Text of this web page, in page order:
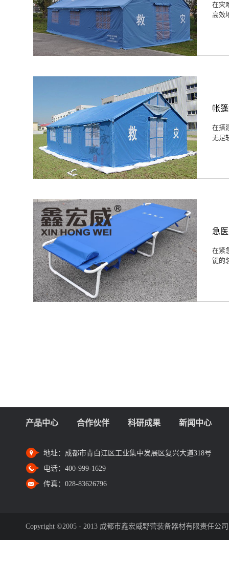
在灾
高效
帐
在搭
无足
急
在紧
键的
产品中心 合作伙伴 科研成果 新闻中心
地址： 成都市青白江区工业集中发展区复兴大道318号
电话： 400-999-1629
传真： 028-83626796
Copyright ©2005 - 2013 成都市鑫宏威野营装备器材有限责任公司